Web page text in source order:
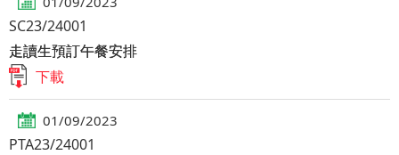
SC23/24001
走讀生預訂午餐安排
下載
01/09/2023
PTA23/24001